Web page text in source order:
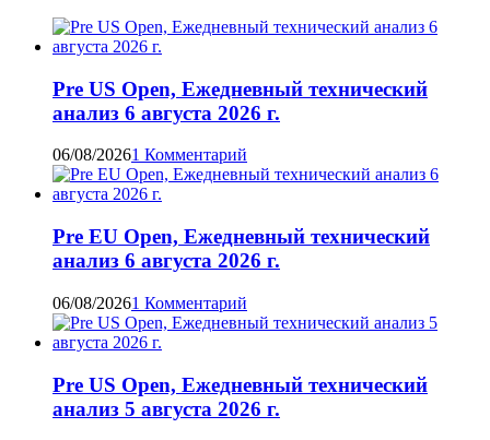
Pre US Open, Ежедневный технический
анализ 6 августа 2026 г.
06/08/20261 Комментарий
Pre EU Open, Ежедневный технический
анализ 6 августа 2026 г.
06/08/20261 Комментарий
Pre US Open, Ежедневный технический
анализ 5 августа 2026 г.